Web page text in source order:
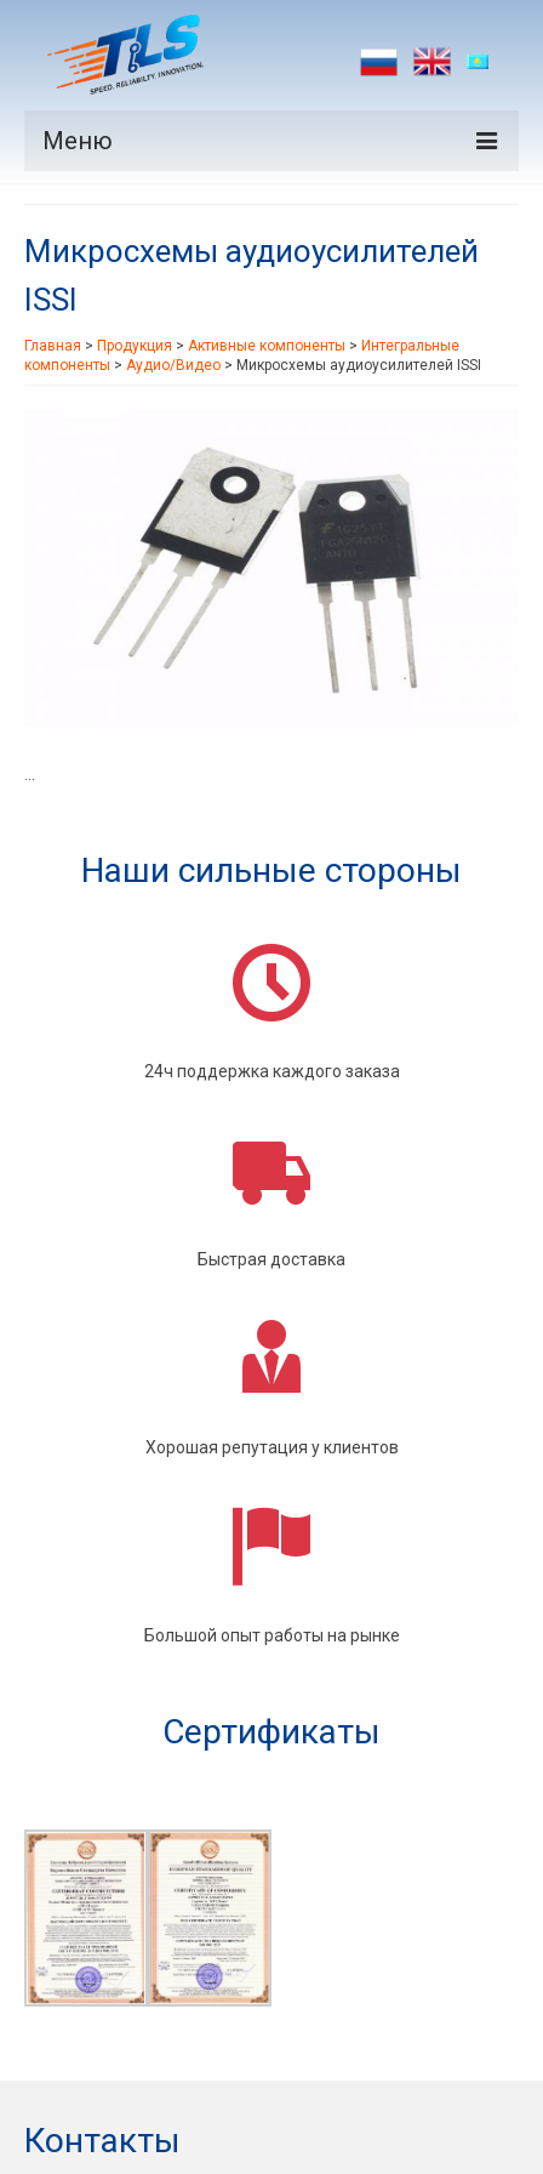
Меню
Производители
Рынки
Новости
Микросхемы аудиоусилителей
ISSI
Главная > Продукция > Активные компоненты > Интегральные
компоненты > Аудио/Видео > Микросхемы аудиоусилителей ISSI
Наши сильные стороны
24ч поддержка каждого заказа
Быстрая доставка
Хорошая репутация у клиентов
Большой опыт работы на рынке
Сертификаты
Контакты